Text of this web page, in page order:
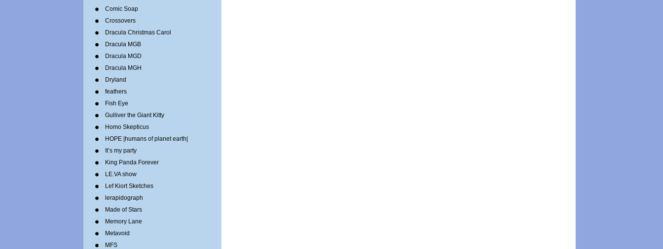
Comic Soap
Crossovers
Dracula Christmas Carol
Dracula MGB
Dracula MGD
Dracula MGH
Dryland
feathers
Fish Eye
Gulliver the Giant Kitty
Homo Skepticus
HOPE |humans of planet earth|
It’s my party
King Panda Forever
LE.VA show
Lef Kiort Sketches
lerapidograph
Made of Stars
Memory Lane
Metavoid
MFS